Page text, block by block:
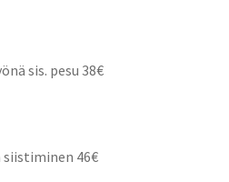
sis. pesu 38€
siistiminen 46€